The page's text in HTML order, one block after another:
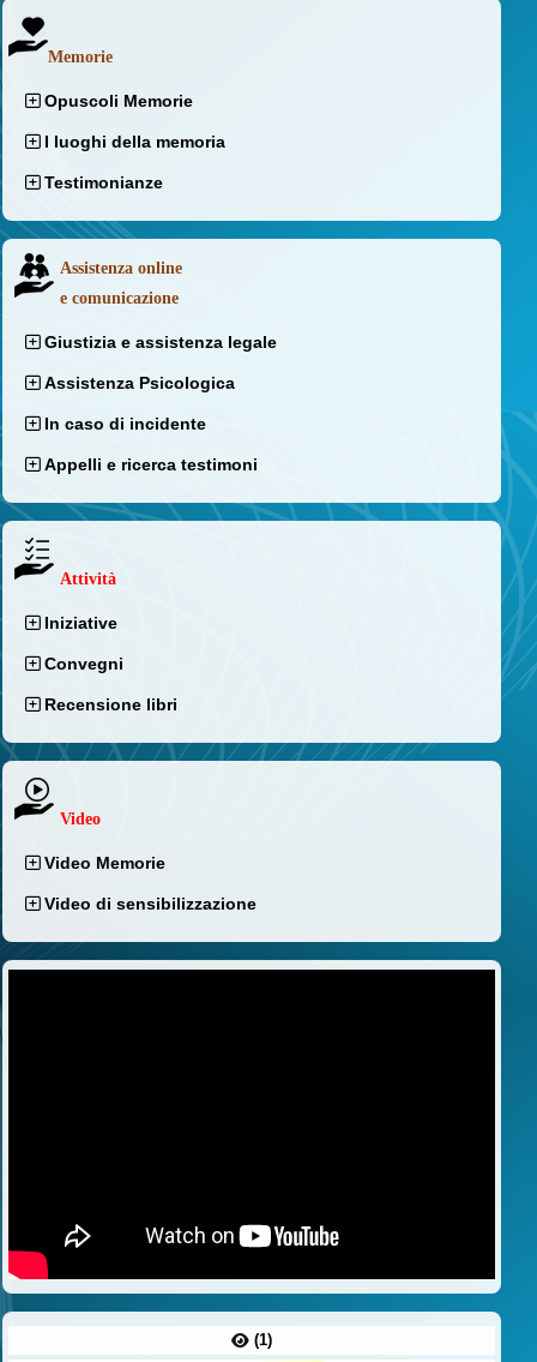
Memorie
Opuscoli Memorie
I luoghi della memoria
Testimonianze
Assistenza online
e comunicazione
Giustizia e assistenza legale
Assistenza Psicologica
In caso di incidente
Appelli e ricerca testimoni
Attività
Iniziative
Convegni
Recensione libri
Video
Video Memorie
Video di sensibilizzazione
(1)